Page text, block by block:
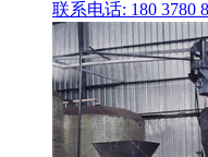
联系电话: 180 3780